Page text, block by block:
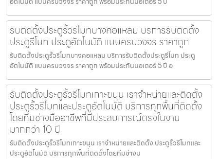
รับติดตั้งประตูรั้วรีโมทบางคอแหลม บริการรับติดตั้ง
ประตูรีโมท ประตูอัตโนมัติ แบบครบวงจร ราคาถูก
รับติดตั้งประตูรั้วรีโมทบางคอแหลม บริการรับติดตั้งประตูรีโมท ประตู
อัตโนมัติ แบบครบวงจร ราคาถูก พร้อมประกันมอเตอร์ 5 ปี อ
รับติดตั้งประตูรั้วรีโมทเกาะขนุน เราจำหน่ายและติดตั้ง
ประตูรั้วรีโมทและประตูอัตโนมัติ บริการทุกพื้นที่ติดตั้ง
โดยทีมช่างมืออาชีพที่มีประสบการณ์ตรงในงาน
มากกว่า 10 ปี
รับติดตั้งประตูรั้วรีโมทเกาะขนุน เราจำหน่ายและติดตั้ง ประตูรั้วรีโมทและ
ประตูอัตโนมัติ บริการทุกพื้นที่ติดตั้งโดยทีมช่างม